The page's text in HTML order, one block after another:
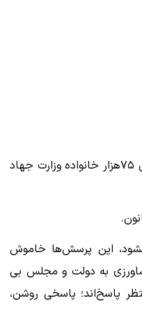
این یک مطالبه ملی است که حداقل ۷۵هزار خانواده وزارت جهاد
این پرسش‌ها خاموش
به دولت و مجلس بی
پاسخ‌اند؛‌ پاسخی روشن،